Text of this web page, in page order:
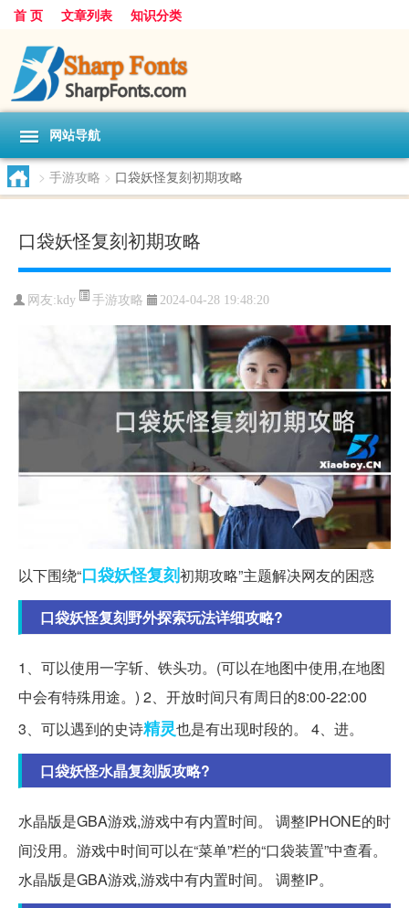
首 页 文章列表 知识分类
网站导航
> 手游攻略 > 口袋妖怪复刻初期攻略
口袋妖怪复刻初期攻略
网友: kdy 手游攻略 2024-04-28 19:48:20
以下围绕“口袋妖怪复刻初期攻略”主题解决网友的困惑
口袋妖怪复刻野外探索玩法详细攻略?
1、可以使用一字斩、铁头功。(可以在地图中使用,在地图
中会有特殊用途。) 2、开放时间只有周日的8:00-22:00
3、可以遇到的史诗精灵也是有出现时段的。 4、进。
口袋妖怪水晶复刻版攻略?
水晶版是GBA游戏,游戏中有内置时间。 调整IPHONE的时
间没用。游戏中时间可以在“菜单”栏的“口袋装置”中查看。
水晶版是GBA游戏,游戏中有内置时间。 调整IP。